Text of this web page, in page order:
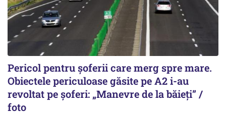
Pericol pentru șoferii care merg spre mare.
Obiectele periculoase găsite pe A2 i-au
revoltat pe șoferi: „Manevre de la băieți” /
foto